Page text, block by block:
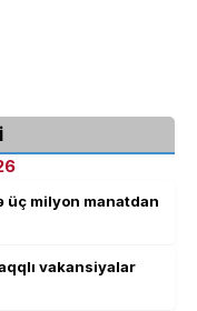
milyon manatdan
vakansiyalar